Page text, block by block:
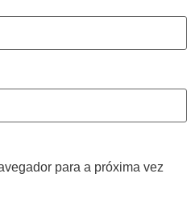
para a próxima vez